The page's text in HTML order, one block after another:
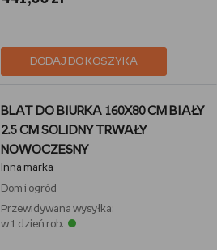
DODAJ DO KOSZYKA
BLAT DO BIURKA 160X80 CM BIAŁY
2.5 CM SOLIDNY TRWAŁY
NOWOCZESNY
Inna marka
Dom i ogród
Przewidywana wysyłka:
w 1 dzień rob.